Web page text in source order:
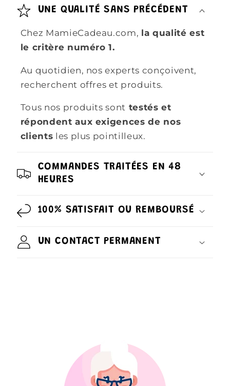
UNE QUALITÉ SANS PRÉCÉDENT
Chez MamieCadeau.com, la qualité est
le critère numéro 1.
Au quotidien, nos experts conçoivent,
recherchent offres et produits.
Tous nos produits sont testés et
répondent aux exigences de nos
clients les plus pointilleux.
COMMANDES TRAITÉES EN 48
HEURES
100% SATISFAIT OU REMBOURSÉ
UN CONTACT PERMANENT